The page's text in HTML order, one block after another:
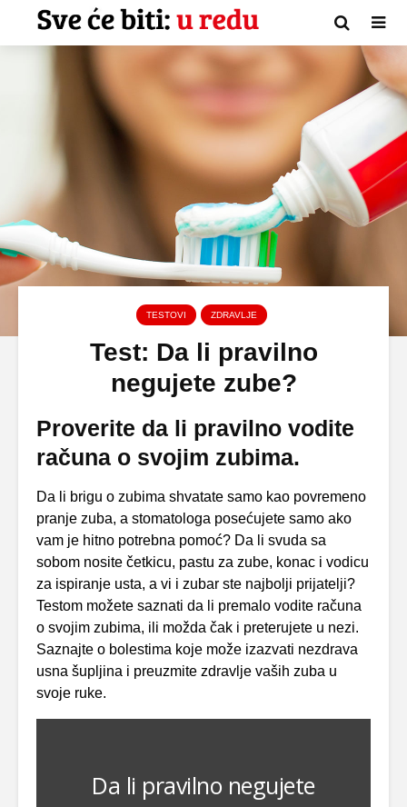
TESTOVI ZDRAVLJE
Test: Da li pravilno
negujete zube?
Proverite da li pravilno vodite
računa o svojim zubima.
Da li brigu o zubima shvatate samo kao povremeno
pranje zuba, a stomatologa posećujete samo ako
vam je hitno potrebna pomoć? Da li svuda sa
sobom nosite četkicu, pastu za zube, konac i vodicu
za ispiranje usta, a vi i zubar ste najbolji prijatelji?
Testom možete saznati da li premalo vodite računa
o svojim zubima, ili možda čak i preterujete u nezi.
Saznajte o bolestima koje može izazvati nezdrava
usna šupljina i preuzmite zdravlje vaših zuba u
svoje ruke.